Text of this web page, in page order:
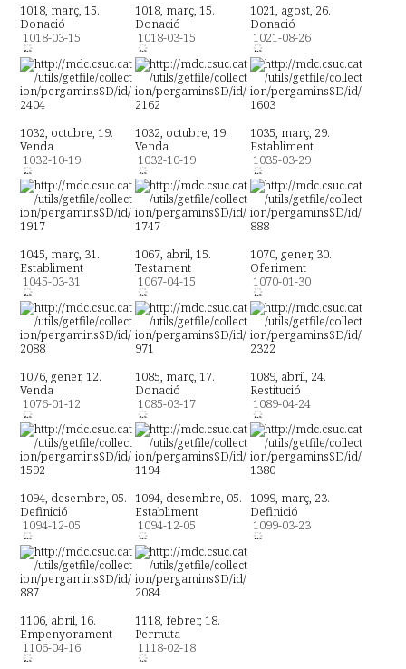
1018, març, 15.
Donació
1018-03-15
1018, març, 15.
Donació
1018-03-15
1021, agost, 26.
Donació
1021-08-26
1032, octubre, 19.
Venda
1032-10-19
1032, octubre, 19.
Venda
1032-10-19
1035, març, 29.
Establiment
1035-03-29
1045, març, 31.
Establiment
1045-03-31
1067, abril, 15.
Testament
1067-04-15
1070, gener, 30.
Oferiment
1070-01-30
1076, gener, 12.
Venda
1076-01-12
1085, març, 17.
Donació
1085-03-17
1089, abril, 24.
Restitució
1089-04-24
1094, desembre, 05.
Definició
1094-12-05
1094, desembre, 05.
Establiment
1094-12-05
1099, març, 23.
Definició
1099-03-23
1106, abril, 16.
Empenyorament
1106-04-16
1118, febrer, 18.
Permuta
1118-02-18